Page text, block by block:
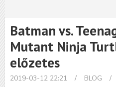
Batman vs.
Mutant Ninja
előzetes
2019-03-12 22:21 / BLOG
/